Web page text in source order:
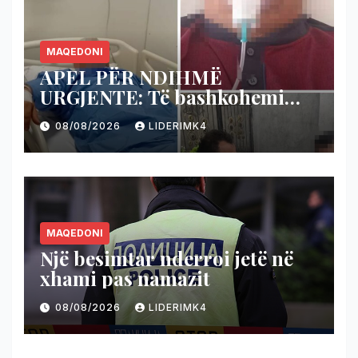
MAQEDONI
APEL PËR NDIHMË
URGJENTE: Të bashkohemi
për shpëtimin e veteranit
kumanovar të dy luftërave
08/08/2026 LIDERIMK4
MAQEDONI
Një besimtar nderroi jetë në
xhami pas namazit
08/08/2026 LIDERIMK4